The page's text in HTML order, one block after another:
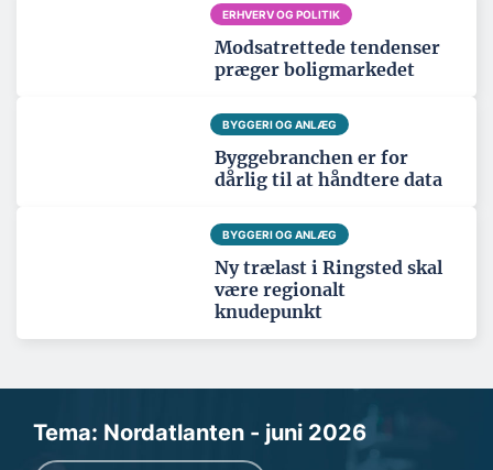
ERHVERV OG POLITIK
Modsatrettede tendenser
præger boligmarkedet
BYGGERI OG ANLÆG
Byggebranchen er for
dårlig til at håndtere data
BYGGERI OG ANLÆG
Ny trælast i Ringsted skal
være regionalt
knudepunkt
Tema: Nordatlanten - juni 2026